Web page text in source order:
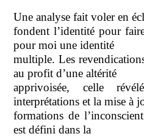
Une analyse fait voler en
fondent l’identité pour
pour moi une identité
multiple. Les
au profit d’une altérité
apprivoisée, celle
interprétations et la mise à
formations de
est défini dans la